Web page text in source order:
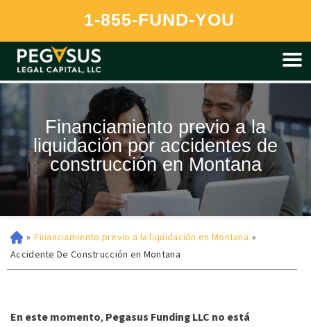
Montana at this time.
1-855-FUND-YOU
Financiamiento previo a la
liquidación por accidentes de
construcción en Montana
» Financiamiento previo a la liquidación en Montana »
Accidente De Construcción en Montana
En este momento, Pegasus Funding LLC no está